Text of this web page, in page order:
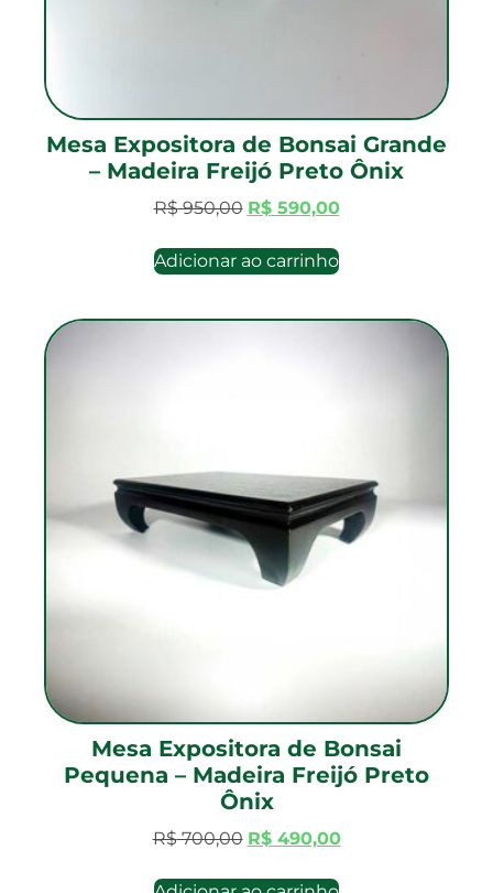
Mesa Expositora de Bonsai Grande
– Madeira Freijó Preto Ônix
R$950,00 R$590,00
Adicionar ao carrinho
Mesa Expositora de Bonsai
Pequena – Madeira Freijó Preto
Ônix
R$700,00 R$490,00